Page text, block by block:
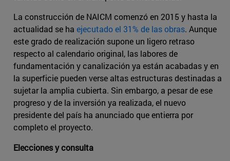
La construcción de NAICM comenzó en 2015 y hasta la
actualidad se ha ejecutado el 31% de las obras. Aunque
este grado de realización supone un ligero retraso
respecto al calendario original, las labores de
fundamentación y canalización ya están acabadas y en
la superficie pueden verse altas estructuras destinadas a
sujetar la amplia cubierta. Sin embargo, a pesar de ese
progreso y de la inversión ya realizada, el nuevo
presidente del país ha anunciado que entierra por
completo el proyecto.
Elecciones y consulta